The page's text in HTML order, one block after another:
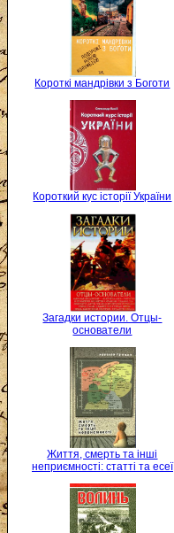
Короткі мандрівки з Боготи
Короткий кус історії України
Загадки истории. Отцы-
основатели
Життя, смерть та інші
неприємності: статті та есеї